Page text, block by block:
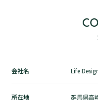
資料
加盟店検索
自然素材の家づくりとは？
ブログ
会社名 Life
所在地 群馬県高